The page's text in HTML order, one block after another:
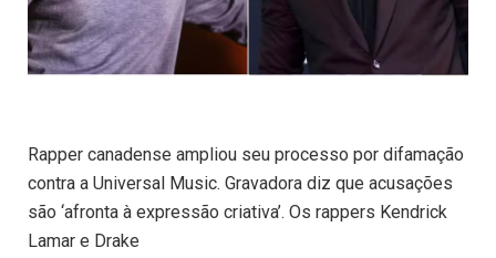
Rapper canadense ampliou seu processo por difamação
contra a Universal Music. Gravadora diz que acusações
são ‘afronta à expressão criativa’. Os rappers Kendrick
Lamar e Drake